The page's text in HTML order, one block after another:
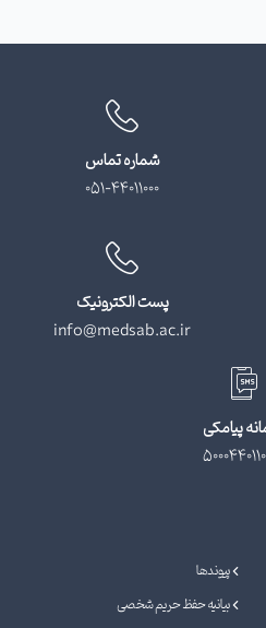
شماره تماس
051-44011000
پست الکترونیک
info@medsab.ac.ir
پیامکی
پیوندها
بیانیه حفظ حریم شخصی